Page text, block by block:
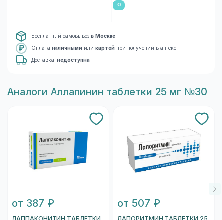
30
Бесплатный самовывоз в Москве
Оплата наличными или картой при получении в аптеке
Доставка: недоступна
Aналоги Аллапинин таблетки 25 мг №30
от 387 ₽ от 507 ₽